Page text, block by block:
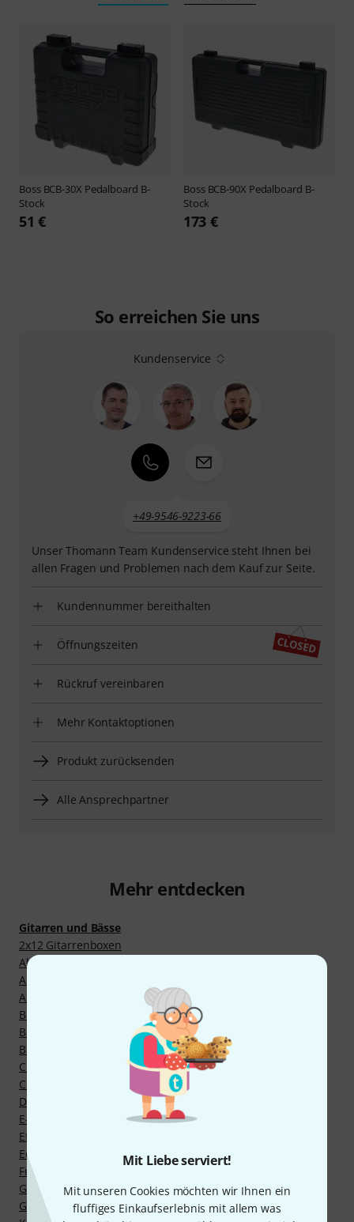
Mit Liebe serviert!
Mit unseren Cookies möchten wir Ihnen ein
fluffiges Einkaufserlebnis mit allem was
Boss BCB-30X Pedalboard B-
Stock
51 €
Boss BCB-90X Pedalboard B-
Stock
173 €
So erreichen Sie uns
Kundenservice
+49-9546-9223-66
Unser Thomann Team Kundenservice steht Ihnen bei
allen Fragen und Problemen nach dem Kauf zur Seite.
Kundennummer bereithalten
Öffnungszeiten
Rückruf vereinbaren
Mehr Kontaktoptionen
Produkt zurücksenden
Alle Ansprechpartner
Mehr entdecken
Gitarren und Bässe
2x12 Gitarrenboxen
Akustikgitarren Preamps
Akustikgitarren-Verstärker
Attenuatoren, Leistungsreduzierer
Bass-Multieffekte
Bassverstärker
Batteriebetriebene Verstärker
Chorus/ Flanger/ Phaser
Combos mit Transistorverstärker
Delays/ Echos
E-Gitarren Multieffekte
Effekte für Akustikgitarre
Equalizer
Fußschalter für Gitarrenverstärker
Gitarren- und Bass-Synthesizer
Gitarren-Preamps